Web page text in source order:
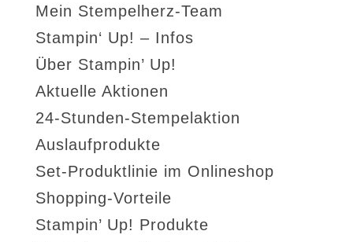
Mein Stempelherz-Team
Stampin‘ Up! – Infos
Über Stampin’ Up!
Aktuelle Aktionen
24-Stunden-Stempelaktion
Auslaufprodukte
Set-Produktlinie im Onlineshop
Shopping-Vorteile
Stampin’ Up! Produkte